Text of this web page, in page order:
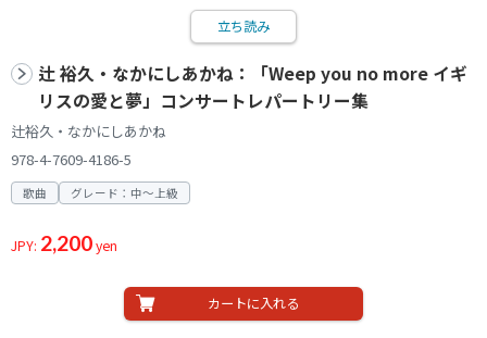
立ち読み
辻 裕久・なかにしあかね：「Weep you no more イギ
リスの愛と夢」コンサートレパートリー集
辻裕久・なかにしあかね
978-4-7609-4186-5
歌曲 グレード：中～上級
JPY: 2,200yen
カートに入れる